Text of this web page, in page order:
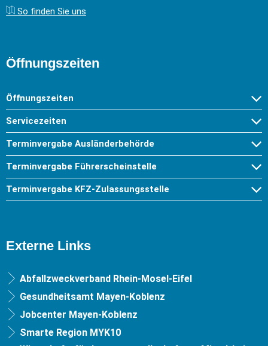
So finden Sie uns
Öffnungszeiten
Öffnungszeiten
Servicezeiten
Terminvergabe Ausländerbehörde
Terminvergabe Führerscheinstelle
Terminvergabe KFZ-Zulassungsstelle
Externe Links
Abfallzweckverband Rhein-Mosel-Eifel
Gesundheitsamt Mayen-Koblenz
Jobcenter Mayen-Koblenz
Smarte Region MYK10